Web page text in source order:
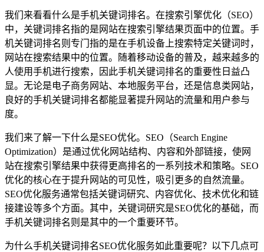
我们来看看什么是手机关键词排名。在搜索引擎优化（SEO）
中，关键词排名指的是网站在搜索引擎结果页面中的位置。手
机关键词排名则专门指的是在手机设备上搜索特定关键词时，
网站在搜索结果中的位置。随着移动设备的普及，越来越多的
人使用手机进行搜索，因此手机关键词排名的重要性日益凸
显。无论是电子商务网站、本地服务平台，还是信息类网站，
良好的手机关键词排名都能显著提升网站的流量和用户参与
度。
我们来了解一下什么是SEO优化。SEO（Search Engine
Optimization）是通过优化网站结构、内容和外部链接，使网
站在搜索引擎结果中获得更高排名的一系列技术和策略。SEO
优化的核心在于提升网站的可见性，吸引更多的自然流量。
SEO优化服务通常包括关键词研究、内容优化、技术优化和链
接建设等多个方面。其中，关键词研究是SEO优化的基础，而
手机关键词排名则是其中的一个重要环节。
为什么手机关键词排名SEO优化服务如此重要呢？以下几点可